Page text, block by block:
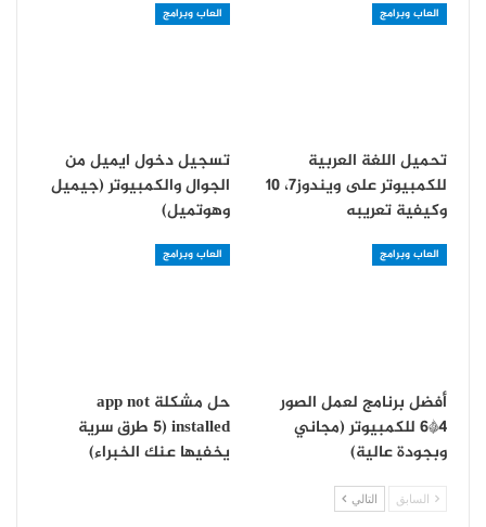
العاب وبرامج
تحميل اللغة العربية
للكمبيوتر على ويندوز7، 10
وكيفية تعريبه
العاب وبرامج
تسجيل دخول ايميل من
الجوال والكمبيوتر (جيميل
وهوتميل)
العاب وبرامج
أفضل برنامج لعمل الصور
4*6 للكمبيوتر (مجاني
وبجودة عالية)
العاب وبرامج
حل مشكلة app not
installed (5 طرق سرية
يخفيها عنك الخبراء)
السابق التالي